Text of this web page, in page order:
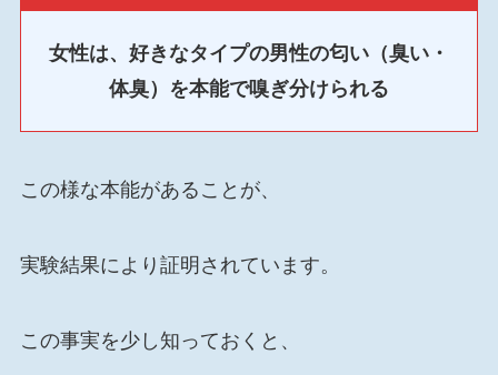
女性は、好きなタイプの男性の匂い（臭い・
体臭）を本能で嗅ぎ分けられる
この様な本能があることが、
実験結果により証明されています。
この事実を少し知っておくと、